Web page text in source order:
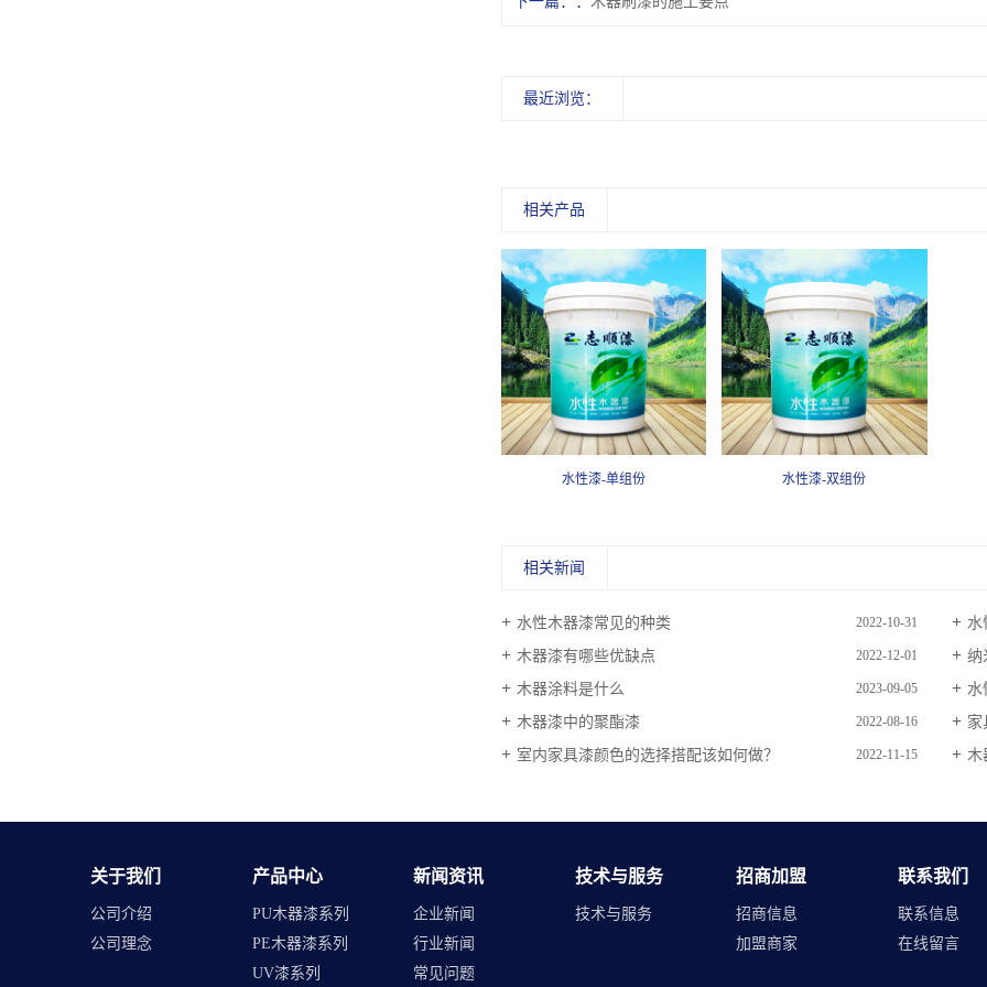
最近浏览：
相关产品
水性漆-单组份 水性漆-双组份
相关新闻
水性木器漆常见的种类 2022-10-31 水
木器漆有哪些优缺点 2022-12-01 纳
木器涂料是什么 2023-09-05 水
木器漆中的聚酯漆 2022-08-16 家
室内家具漆颜色的选择搭配该如何做？ 2022-11-15 木
关于我们
公司介绍
公司理念
产品中心
PU木器漆系列
PE木器漆系列
UV漆系列
新闻资讯
企业新闻
行业新闻
常见问题
技术与服务
技术与服务
招商加盟
招商信息
加盟商家
联系我们
联系信息
在线留言